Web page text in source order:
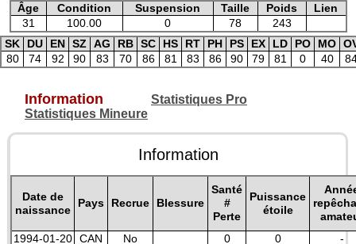
Âge Condition Suspension Taille Poids
Lien
31
100.00 0 78
243
SK
DU EN SZ AG RB SC HS RT PH PS EX LD PO MO
80
74 92 90 83 70 86 81 83 86 90 79 81 0 40
Information
Statistiques Pro
Statistiques Mineure
Information
Date de
naissance
Pays Recrue Blessure
Santé
#
Perte
Puissance
étoile
1994-01-20 CAN No 0 0 -